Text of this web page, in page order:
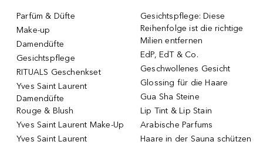
Parfüm & Düfte
Make-up
Damendüfte
Gesichtspflege
RITUALS Geschenkset
Yves Saint Laurent
Damendüfte
Rouge & Blush
Yves Saint Laurent Make-Up
Yves Saint Laurent
Gesichtspflege: Diese
Reihenfolge ist die richtige
Milien entfernen
EdP, EdT & Co.
Geschwollenes Gesicht
Glossing für die Haare
Gua Sha Steine
Lip Tint & Lip Stain
Arabische Parfums
Haare in der Sauna schützen